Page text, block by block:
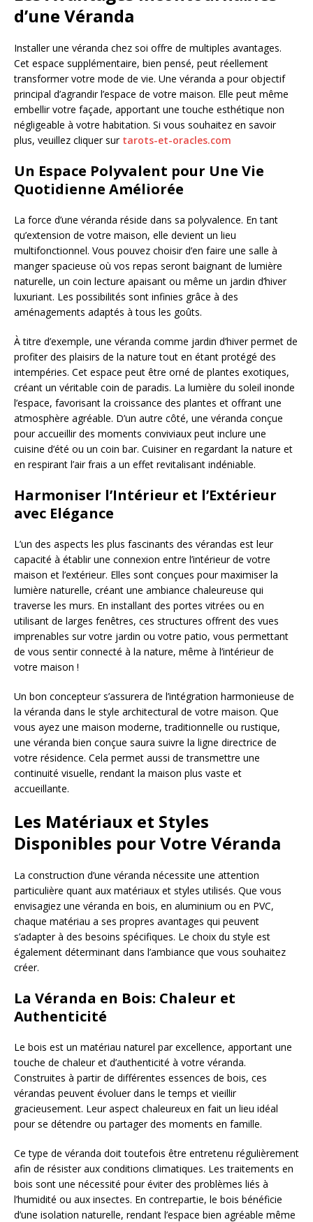
d’une Véranda
Installer une véranda chez soi offre de multiples avantages.
Cet espace supplémentaire, bien pensé, peut réellement
transformer votre mode de vie. Une véranda a pour objectif
principal d’agrandir l’espace de votre maison. Elle peut même
embellir votre façade, apportant une touche esthétique non
négligeable à votre habitation. Si vous souhaitez en savoir
plus, veuillez cliquer sur tarots-et-oracles.com
Un Espace Polyvalent pour Une Vie
Quotidienne Améliorée
La force d’une véranda réside dans sa polyvalence. En tant
qu’extension de votre maison, elle devient un lieu
multifonctionnel. Vous pouvez choisir d’en faire une salle à
manger spacieuse où vos repas seront baignant de lumière
naturelle, un coin lecture apaisant ou même un jardin d’hiver
luxuriant. Les possibilités sont infinies grâce à des
aménagements adaptés à tous les goûts.
À titre d’exemple, une véranda comme jardin d’hiver permet de
profiter des plaisirs de la nature tout en étant protégé des
intempéries. Cet espace peut être orné de plantes exotiques,
créant un véritable coin de paradis. La lumière du soleil inonde
l’espace, favorisant la croissance des plantes et offrant une
atmosphère agréable. D’un autre côté, une véranda conçue
pour accueillir des moments conviviaux peut inclure une
cuisine d’été ou un coin bar. Cuisiner en regardant la nature et
en respirant l’air frais a un effet revitalisant indéniable.
Harmoniser l’Intérieur et l’Extérieur
avec Elégance
L’un des aspects les plus fascinants des vérandas est leur
capacité à établir une connexion entre l’intérieur de votre
maison et l’extérieur. Elles sont conçues pour maximiser la
lumière naturelle, créant une ambiance chaleureuse qui
traverse les murs. En installant des portes vitrées ou en
utilisant de larges fenêtres, ces structures offrent des vues
imprenables sur votre jardin ou votre patio, vous permettant
de vous sentir connecté à la nature, même à l’intérieur de
votre maison !
Un bon concepteur s’assurera de l’intégration harmonieuse de
la véranda dans le style architectural de votre maison. Que
vous ayez une maison moderne, traditionnelle ou rustique,
une véranda bien conçue saura suivre la ligne directrice de
votre résidence. Cela permet aussi de transmettre une
continuité visuelle, rendant la maison plus vaste et
accueillante.
Les Matériaux et Styles
Disponibles pour Votre Véranda
La construction d’une véranda nécessite une attention
particulière quant aux matériaux et styles utilisés. Que vous
envisagiez une véranda en bois, en aluminium ou en PVC,
chaque matériau a ses propres avantages qui peuvent
s’adapter à des besoins spécifiques. Le choix du style est
également déterminant dans l’ambiance que vous souhaitez
créer.
La Véranda en Bois: Chaleur et
Authenticité
Le bois est un matériau naturel par excellence, apportant une
touche de chaleur et d’authenticité à votre véranda.
Construites à partir de différentes essences de bois, ces
vérandas peuvent évoluer dans le temps et vieillir
gracieusement. Leur aspect chaleureux en fait un lieu idéal
pour se détendre ou partager des moments en famille.
Ce type de véranda doit toutefois être entretenu régulièrement
afin de résister aux conditions climatiques. Les traitements en
bois sont une nécessité pour éviter des problèmes liés à
l’humidité ou aux insectes. En contrepartie, le bois bénéficie
d’une isolation naturelle, rendant l’espace bien agréable même